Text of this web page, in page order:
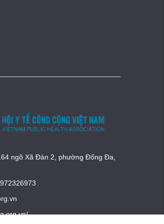
ngõ Xã Đàn 2, phường Đống Đa,